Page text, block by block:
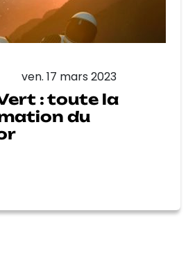
ven. 17 mars 2023
: toute la
du